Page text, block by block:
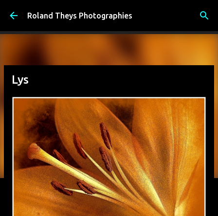
Accéder au contenu principal
Roland Theys Photographies
Lys